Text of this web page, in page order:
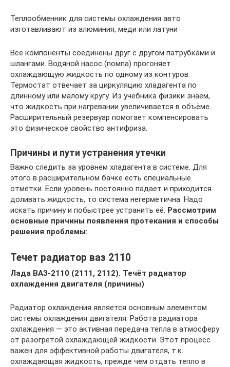
Теплообменник для системы охлаждения авто
изготавливают из алюминия, меди или латуни
Все компоненты соединены друг с другом патрубками и
шлангами. Водяной насос (помпа) прогоняет
охлаждающую жидкость по одному из контуров.
Термостат отвечает за циркуляцию хладагента по
длинному или малому кругу. Из учебника физики знаем,
что жидкость при нагревании увеличивается в объёме.
Расширительный резервуар помогает компенсировать
это физическое свойство антифриза.
Причины и пути устранения утечки
Важно следить за уровнем хладагента в системе. Для
этого в расширительном бачке есть специальные
отметки. Если уровень постоянно падает и приходится
доливать жидкость, то система негерметична. Надо
искать причину и побыстрее устранить её. Рассмотрим
основные причины появления протекания и способы
решения проблемы:
Течет радиатор ваз 2110
Лада ВАЗ-2110 (2111, 2112). Течёт радиатор
охлаждения двигателя (причины)
Радиатор охлаждения является основным элементом
системы охлаждения двигателя. Работа радиатора
охлаждения — это активная передача тепла в атмосферу
от разогретой охлаждающей жидкости. Этот процесс
важен для эффективной работы двигателя, т.к.
охлаждающая жидкость, прежде чем отдать тепло в